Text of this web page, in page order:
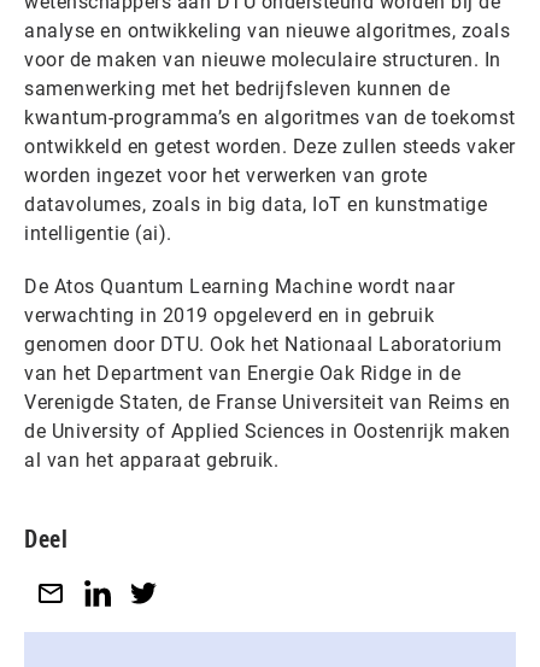
analyse en ontwikkeling van nieuwe algoritmes, zoals
voor de maken van nieuwe moleculaire structuren. In
samenwerking met het bedrijfsleven kunnen de
kwantum-programma’s en algoritmes van de toekomst
ontwikkeld en getest worden. Deze zullen steeds vaker
worden ingezet voor het verwerken van grote
datavolumes, zoals in big data, IoT en kunstmatige
intelligentie (ai).
De Atos Quantum Learning Machine wordt naar
verwachting in 2019 opgeleverd en in gebruik
genomen door DTU. Ook het Nationaal Laboratorium
van het Department van Energie Oak Ridge in de
Verenigde Staten, de Franse Universiteit van Reims en
de University of Applied Sciences in Oostenrijk maken
al van het apparaat gebruik.
Deel